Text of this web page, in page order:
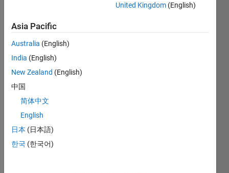
ンス
ルし
よう
とす
と、
アド
オン
ンス
トー
United Kingdom (English)
Asia Pacific
Australia (English)
India (English)
New Zealand (English)
中国
简体中文
English
日本 (日本語)
한국 (한국어)